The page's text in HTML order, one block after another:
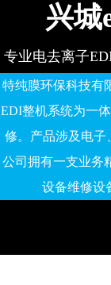
兴城
专业电去离子
特纯膜环保科技有
EDI整机系统为一
修。产品涉及电子
公司拥有一支业务
设备维修设